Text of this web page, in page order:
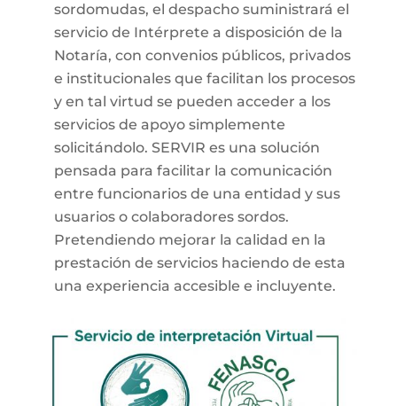
sordomudas, el despacho suministrará el
servicio de Intérprete a disposición de la
Notaría, con convenios públicos, privados
e institucionales que facilitan los procesos
y en tal virtud se pueden acceder a los
servicios de apoyo simplemente
solicitándolo. SERVIR es una solución
pensada para facilitar la comunicación
entre funcionarios de una entidad y sus
usuarios o colaboradores sordos.
Pretendiendo mejorar la calidad en la
prestación de servicios haciendo de esta
una experiencia accesible e incluyente.